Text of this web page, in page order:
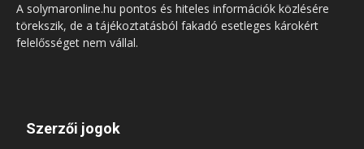
A solymaronline.hu pontos és hiteles információk közlésére
törekszik, de a tájékoztatásból fakadó esetleges károkért
felelősséget nem vállal.
Szerzői jogok